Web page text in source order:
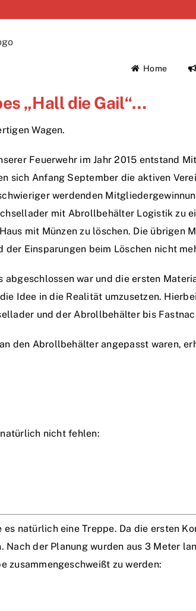
Home
„Hall die Gail“…
Wagen.
Feuerwehr im Jahr 2015 entstand
sich Anfang September die aktiven
werdenden
mit Abrollbehälter Logistik zu
mit Münzen zu löschen. Die
Einsparungen beim Löschen nicht
abgeschlossen war und die ersten
Idee in die Realität umzusetzen.
und der Abrollbehälter bis
den Abrollbehälter angepasst waren,
nicht fehlen:
es natürlich eine Treppe. Da die ersten
der Planung wurden aus 3 Meter
zusammengeschweißt zu werden: